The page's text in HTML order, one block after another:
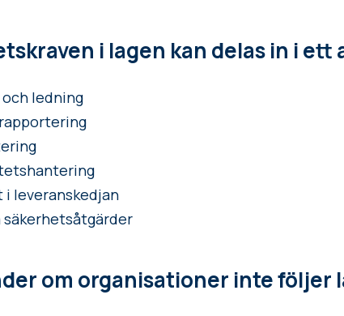
i lagen kan delas in i
ledning
i leveranskedjan
säkerhetsåtgärder
om organisationer inte följer